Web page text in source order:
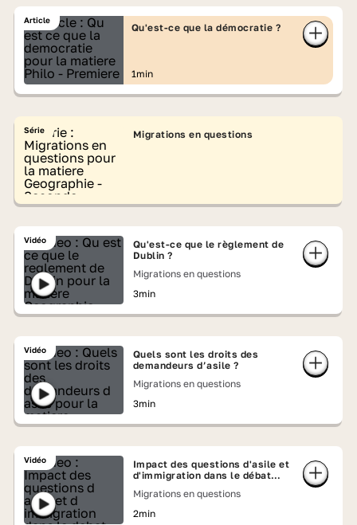
Article
Qu'est-ce que la démocratie ?
1min
Série Migrations en questions
Vidéo
Qu'est-ce que le règlement de
Dublin ?
Migrations en questions
3min
Vidéo
Quels sont les droits des
demandeurs d’asile ?
Migrations en questions
3min
Vidéo
Impact des questions d'asile et
d'immigration dans le débat
Migrations en questions
2min